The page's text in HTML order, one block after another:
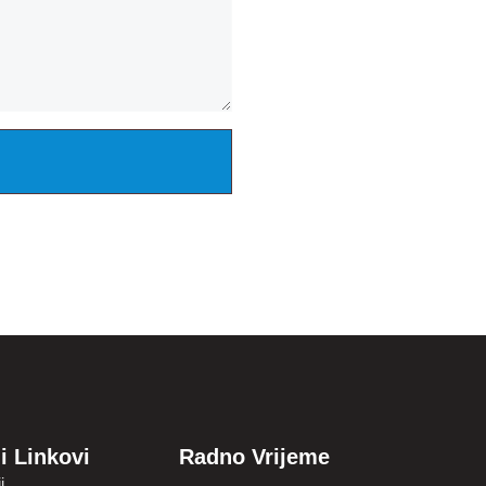
Linkovi Radno Vrijeme